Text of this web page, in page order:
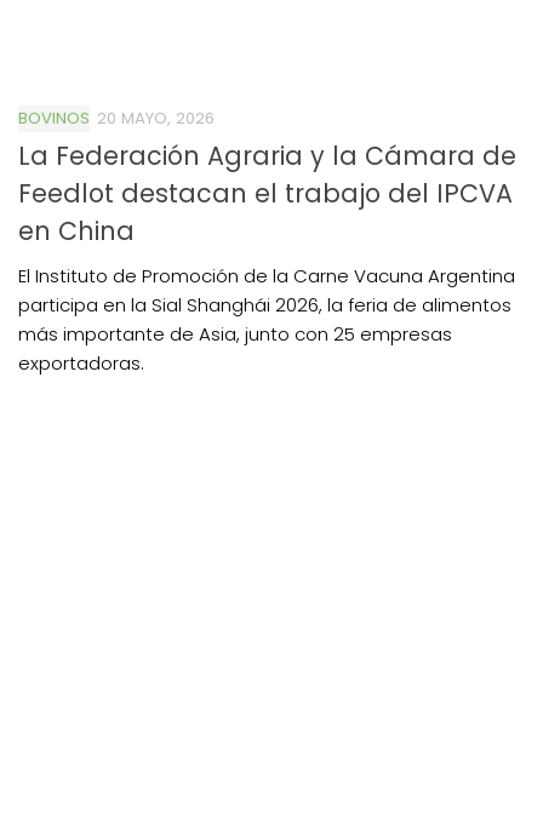
BOVINOS 20 MAYO, 2026
La Federación Agraria y la Cámara de
Feedlot destacan el trabajo del IPCVA
en China
El Instituto de Promoción de la Carne Vacuna Argentina
participa en la Sial Shanghái 2026, la feria de alimentos
más importante de Asia, junto con 25 empresas
exportadoras.